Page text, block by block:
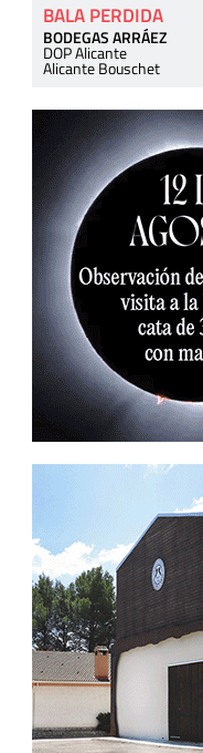
BALA PERDIDA
BODEGAS ARRÁEZ
DOP Alicante
Alicante Bouschet